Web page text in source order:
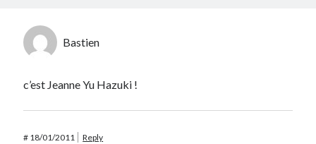
Bastien
c’est Jeanne Yu Hazuki !
# 18/01/2011 Reply